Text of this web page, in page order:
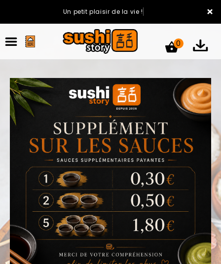
×
Un petit plaisir de la vie !
ACCUEIL
LA CARTE
VOTRE COMPTE
NOTRE RESTAURANT
VOS AVIS
MENTIONS LÉGALES
0